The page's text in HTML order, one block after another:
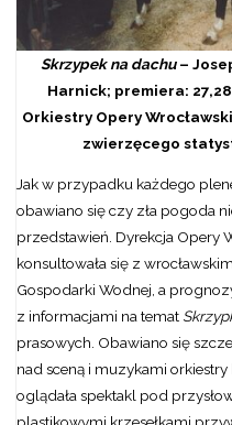
Skrzypek na dachu–
Harnick; premiera:
Orkiestry Opery
zwierzęcego
Jak w przypadku każdego
obawiano się czy zła pogoda
przedstawień. Dyrekcja Opery
konsultowała się z
Gospodarki Wodnej, a
z informacjami na temat
prasowych. Obawiano się
nad sceną i muzykami
oglądała spektakl pod